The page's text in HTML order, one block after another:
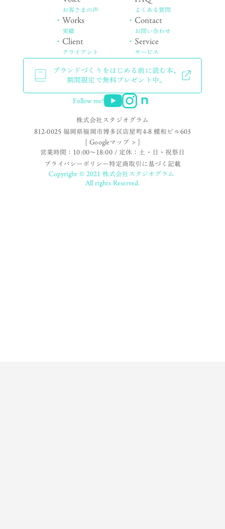
お客さまの声
・Works
実績
・ Client
クライアント
よくある質問
・ Contact
お問い合わせ
・ Service
サービス
ブランドづくりをはじめる前に読む本、
期間限定で無料プレゼント中。
Follow me!
株式会社スタジオグラム
812-0025 福岡県福岡市博多区店屋町4-8 蝶和ビル603
[ Googleマップ > ]
営業時間：10:00〜18:00 / 定休：土・日・祝祭日
プライバシーポリシー特定商取引に基づく記載
Copyright © 2021 株式会社スタジオグラム
All rights Reserved.